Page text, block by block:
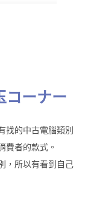
コーナー
找的中古電腦類別
費者的款式。
，所以有看到自己